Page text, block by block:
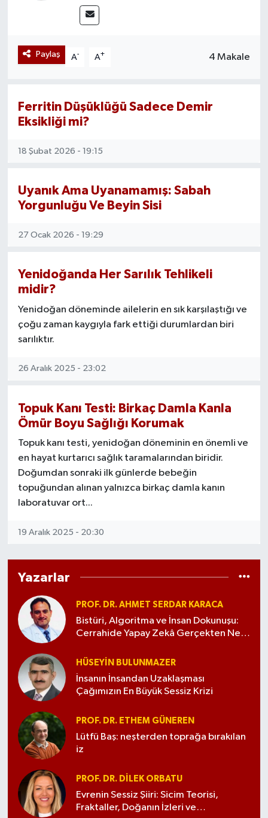
Paylaş A- A+ 4 Makale
Ferritin Düşüklüğü Sadece Demir
Eksikliği mi?
18 Şubat 2026 - 19:15
Uyanık Ama Uyanamamış: Sabah
Yorgunluğu Ve Beyin Sisi
27 Ocak 2026 - 19:29
Yenidoğanda Her Sarılık Tehlikeli
midir?
Yenidoğan döneminde ailelerin en sık karşılaştığı ve
çoğu zaman kaygıyla fark ettiği durumlardan biri
sarılıktır.
26 Aralık 2025 - 23:02
Topuk Kanı Testi: Birkaç Damla Kanla
Ömür Boyu Sağlığı Korumak
Topuk kanı testi, yenidoğan döneminin en önemli ve
en hayat kurtarıcı sağlık taramalarından biridir.
Doğumdan sonraki ilk günlerde bebeğin
topuğundan alınan yalnızca birkaç damla kanın
laboratuvar ort...
19 Aralık 2025 - 20:30
Yazarlar
PROF. DR. AHMET SERDAR KARACA
Bistüri, Algoritma ve İnsan Dokunuşu:
Cerrahide Yapay Zekâ Gerçekten Ne
HÜSEYIN BULUNMAZER
İnsanın İnsandan Uzaklaşması
Çağımızın En Büyük Sessiz Krizi
PROF. DR. ETHEM GÜNEREN
Lütfü Baş: neşterden toprağa bırakılan
iz
PROF. DR. DILEK ORBATU
Evrenin Sessiz Şiiri: Sicim Teorisi,
Fraktaller, Doğanın İzleri ve